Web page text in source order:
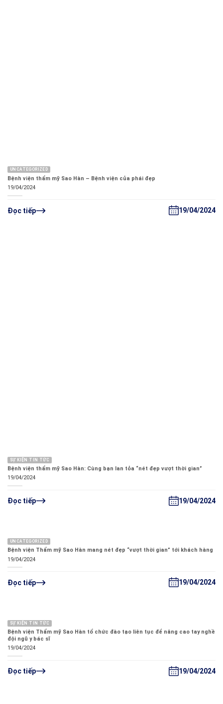
UNCATEGORIZED
Bệnh viện thẩm mỹ Sao Hàn – Bệnh viện của phái đẹp
19/04/2024
Đọc tiếp 19/04/2024
SỰ KIỆN TIN TỨC
Bệnh viện thẩm mỹ Sao Hàn: Cùng bạn lan tỏa “nét đẹp vượt thời gian”
19/04/2024
Đọc tiếp 19/04/2024
UNCATEGORIZED
Bệnh viện Thẩm mỹ Sao Hàn mang nét đẹp “vượt thời gian” tới khách hàng
19/04/2024
Đọc tiếp 19/04/2024
SỰ KIỆN TIN TỨC
Bệnh viện Thẩm mỹ Sao Hàn tổ chức đào tạo liên tục để nâng cao tay nghề
đội ngũ y bác sĩ
19/04/2024
Đọc tiếp 19/04/2024